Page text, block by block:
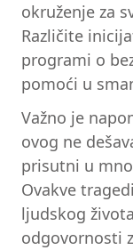
okruženje za
Različite
programi o
pomoći u
Važno je
ovog ne
prisutni u
Ovakve
ljudskog
odgovornosti